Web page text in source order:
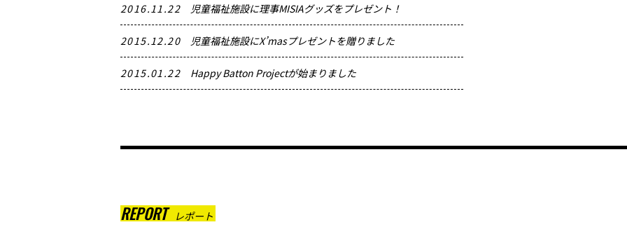
2016.11.22 児童福祉施設に理事MISIAグッズをプレゼント！
2015.12.20 児童福祉施設にX’masプレゼントを贈りました
2015.01.22 Happy Batton Projectが始まりました
REPORT レポート